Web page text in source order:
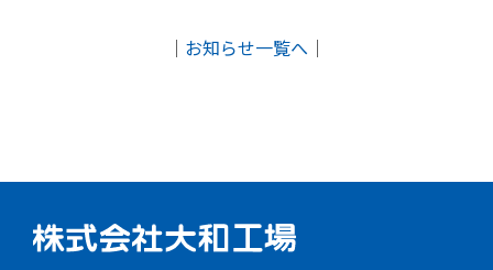
｜ お知らせ一覧へ ｜